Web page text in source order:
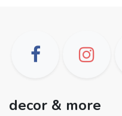
decor & more